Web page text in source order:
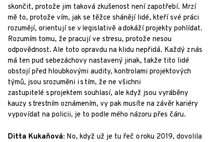
skončit, protože jim taková zkušenost není zapotřebí. Mrzí
mě to, protože vím, jak se těžce shánějí lidé, kteří své práci
rozumějí, orientují se v legislativě a dokáží projekty pohlídat.
Rozumím tomu, že pracují ve stresu, protože nesou
odpovědnost. Ale toto opravdu na klidu nepřidá. Každý z nás
má ten pud sebezáchovy nastavený jinak, takže tito lidé
obstojí před hloubkovými audity, kontrolami projektových
týmů, jsou srozuměni i s tím, že ne všichni
zastupitelé s projektem souhlasí, ale když jsou vyráběny
kauzy s trestním oznámením, vy pak musíte na závěr kariéry
vypovídat na policii, je to podle mého názoru přes čáru.
Ditta Kukaňová: No, když už je tu řeč o roku 2019, dovolila